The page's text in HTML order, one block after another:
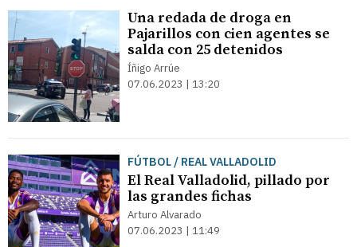
Una redada de droga en
Pajarillos con cien agentes se
salda con 25 detenidos
Íñigo Arrúe
07.06.2023 | 13:20
FÚTBOL / REAL VALLADOLID
El Real Valladolid, pillado por
las grandes fichas
Arturo Alvarado
07.06.2023 | 11:49